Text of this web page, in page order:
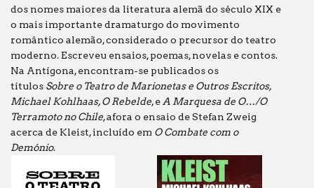
dos nomes maiores da literatura alemã do século XIX e
o mais importante dramaturgo do movimento
romântico alemão, considerado o precursor do teatro
moderno. Escreveu ensaios, poemas, novelas e contos.
Na Antígona, encontram-se publicados os
títulos Sobre o Teatro de Marionetas e Outros Escritos,
Michael Kohlhaas, O Rebelde, eA Marquesa de O…/O
Terramoto no Chile, afora o ensaio de Stefan Zweig
acerca de Kleist, incluído em O Combate com o
Demónio.